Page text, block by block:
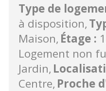
Type de
à disposition
Maison Étage : 1
Logement non
Jardin
Centre Proche